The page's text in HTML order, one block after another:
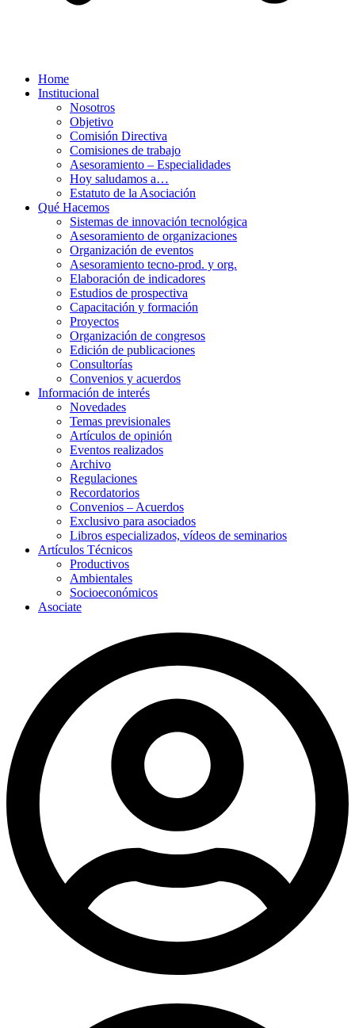
Home
Institucional
Nosotros
Objetivo
Comisión Directiva
Comisiones de trabajo
Asesoramiento – Especialidades
Hoy saludamos a…
Estatuto de la Asociación
Qué Hacemos
Sistemas de innovación tecnológica
Asesoramiento de organizaciones
Organización de eventos
Asesoramiento tecno-prod. y org.
Elaboración de indicadores
Estudios de prospectiva
Capacitación y formación
Proyectos
Organización de congresos
Edición de publicaciones
Consultorías
Convenios y acuerdos
Información de interés
Novedades
Temas previsionales
Artículos de opinión
Eventos realizados
Archivo
Regulaciones
Recordatorios
Convenios – Acuerdos
Exclusivo para asociados
Libros especializados, vídeos de seminarios
Artículos Técnicos
Productivos
Ambientales
Socioeconómicos
Asociate